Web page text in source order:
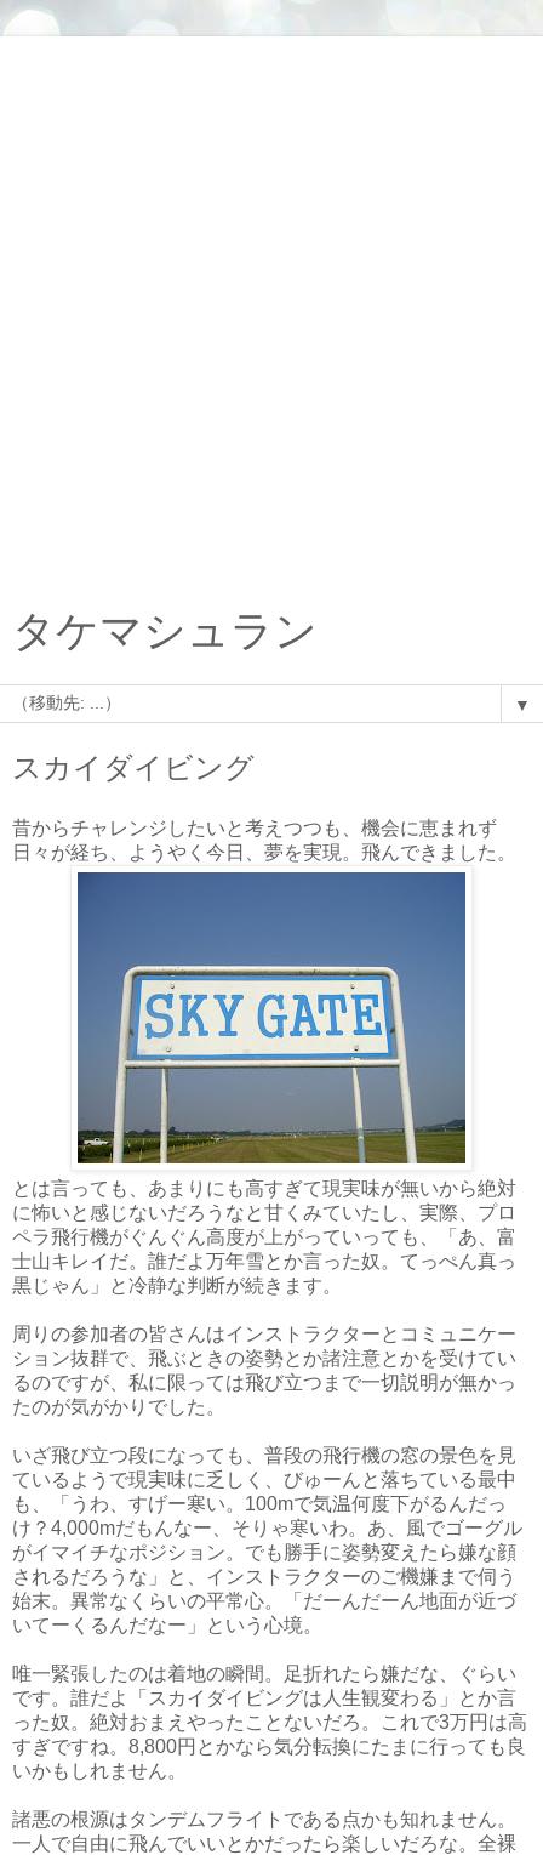
タケマシュラン
▼
スカイダイビング
昔からチャレンジしたいと考えつつも、機会に恵まれず
日々が経ち、ようやく今日、夢を実現。飛んできました。
とは言っても、あまりにも高すぎて現実味が無いから絶対
に怖いと感じないだろうなと甘くみていたし、実際、プロ
ペラ飛行機がぐんぐん高度が上がっていっても、「あ、富
士山キレイだ。誰だよ万年雪とか言った奴。てっぺん真っ
黒じゃん」と冷静な判断が続きます。
周りの参加者の皆さんはインストラクターとコミュニケー
ション抜群で、飛ぶときの姿勢とか諸注意とかを受けてい
るのですが、私に限っては飛び立つまで一切説明が無かっ
たのが気がかりでした。
いざ飛び立つ段になっても、普段の飛行機の窓の景色を見
ているようで現実味に乏しく、びゅーんと落ちている最中
も、「うわ、すげー寒い。100mで気温何度下がるんだっ
け？4,000mだもんなー、そりゃ寒いわ。あ、風でゴーグル
がイマイチなポジション。でも勝手に姿勢変えたら嫌な顔
されるだろうな」と、インストラクターのご機嫌まで伺う
始末。異常なくらいの平常心。「だーんだーん地面が近づ
いてーくるんだなー」という心境。
唯一緊張したのは着地の瞬間。足折れたら嫌だな、ぐらい
です。誰だよ「スカイダイビングは人生観変わる」とか言
った奴。絶対おまえやったことないだろ。これで3万円は高
すぎですね。8,800円とかなら気分転換にたまに行っても良
いかもしれません。
諸悪の根源はタンデムフライトである点かも知れません。
一人で自由に飛んでいいとかだったら楽しいだろな。全裸